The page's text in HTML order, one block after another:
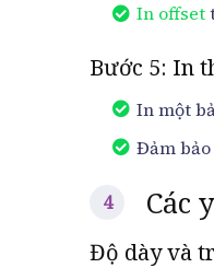
In offset
Bước 5: In
In một
Đảm
Các
Độ dày và